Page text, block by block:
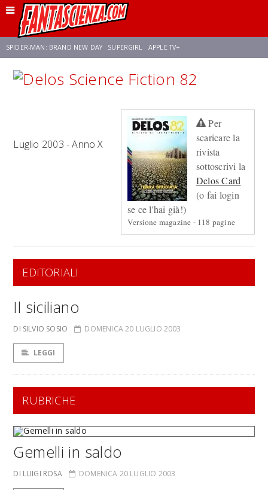
SPIDER-MAN: BRAND NEW DAY SUPERGIRL APPLE TV+
FRANCO RICCIARDIELLO ZENDAYA STAR TREK AVENGERS: DOOMSDAY
STAR TREK: STRANGE NEW WORLDS
Per
scaricare la
rivista
sottoscrivi la
Delos Card
(o fai login
se ce l'hai già!)
Versione magazine - 118 pagine
Luglio 2003 - Anno X
EDITORIALI
Il siciliano
DI SILVIO SOSIO DOMENICA 20 LUGLIO 2003
LEGGI
RUBRICHE
Gemelli in saldo
DI LUIGI ROSA DOMENICA 20 LUGLIO 2003